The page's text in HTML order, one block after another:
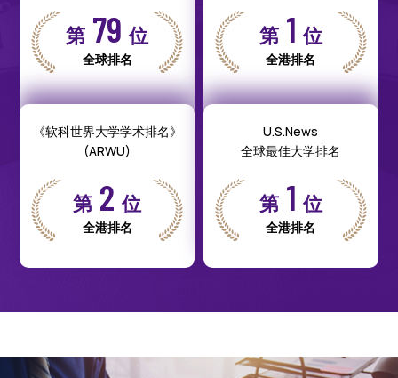
第 79 位
全球排名
第 1 位
全港排名
《软科世界大学学术排名》
(ARWU)
第 2 位
全港排名
U.S.News
全球最佳大学排名
第 1 位
全港排名